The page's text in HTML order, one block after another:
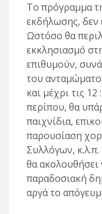
Το πρόγραμμα
εκδήλωσης, δεν
Ωστόσο θα
εκκλησιασμό
επιθυμούν,
του
και μέχρι τις 12
περίπου, θα
παιχνίδια,
παρουσίαση
Συλλόγων, κ.λ.π.
θα ακολουθήσει
παραδοσιακή
αργά το